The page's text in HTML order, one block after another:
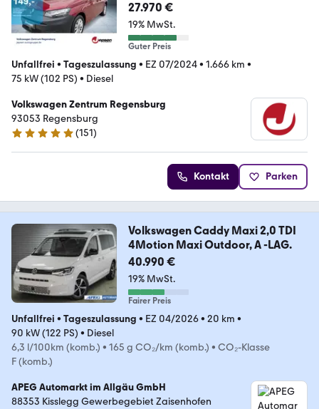
27.970 €
19% MwSt.
Guter Preis
Unfallfrei • Tageszulassung • EZ 07/2024• 1.666 km •
75 kW (102 PS) • Diesel
Volkswagen Zentrum Regensburg
93053 Regensburg
5 Sterne
(151)
Kontakt Parken
Volkswagen Caddy Maxi 2,0 TDI
4Motion Maxi Outdoor, A -LAG.
40.990 €
19% MwSt.
Fairer Preis
Unfallfrei • Tageszulassung • EZ 04/2026• 20 km •
90 kW (122 PS) • Diesel
6,3 l/100km (komb.) • 165 g CO₂/km (komb.) • CO₂-Klasse
F (komb.)
APEG Automarkt im Allgäu GmbH
88353 Kisslegg Gewerbegebiet Zaisenhofen